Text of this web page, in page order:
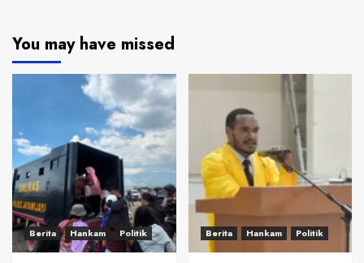
You may have missed
Berita Hankam Politik Berita Hankam Politik